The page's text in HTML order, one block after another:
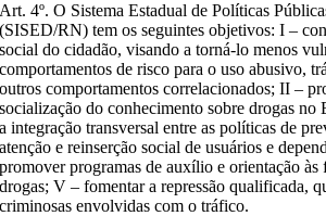
Art. 4º. O Sistema Estadual de Políticas
(SISED/RN) tem os seguintes objetivos: I –
social do cidadão, visando a torná-lo menos
comportamentos de risco para o uso abusivo,
outros comportamentos correlacionados; II –
socialização do conhecimento sobre drogas
a integração transversal entre as políticas de
atenção e reinserção social de usuários e
promover programas de auxílio e orientação às
drogas; V – fomentar a repressão qualificada,
criminosas envolvidas com o tráfico.